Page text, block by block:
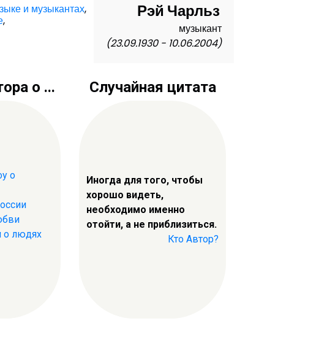
Рэй Чарльз
музыкант
(23.09.1930 - 10.06.2004)
и музыкантах,
,
о ...
о
о людях
Случайная цитата
Иногда для того, чтобы
хорошо видеть,
необходимо именно
отойти, а не приблизиться.
Кто Автор?